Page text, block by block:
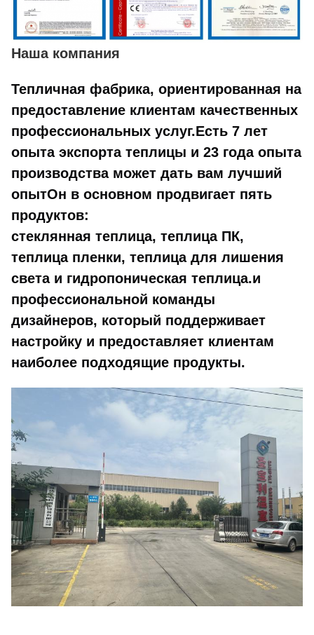
Наша компания
Тепличная фабрика, ориентированная на
предоставление клиентам качественных
профессиональных услуг.Есть 7 лет
опыта экспорта теплицы и 23 года опыта
производства может дать вам лучший
опытОн в основном продвигает пять
продуктов:
стеклянная теплица, теплица ПК,
теплица пленки, теплица для лишения
света и гидропоническая теплица.и
профессиональной команды
дизайнеров, который поддерживает
настройку и предоставляет клиентам
наиболее подходящие продукты.